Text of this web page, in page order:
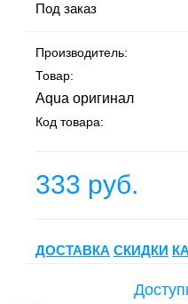
Под заказ
Производитель:
Товар:
Aqua оригинал
Код товара:
333 руб.
ДОСТАВКА СКИДКИ